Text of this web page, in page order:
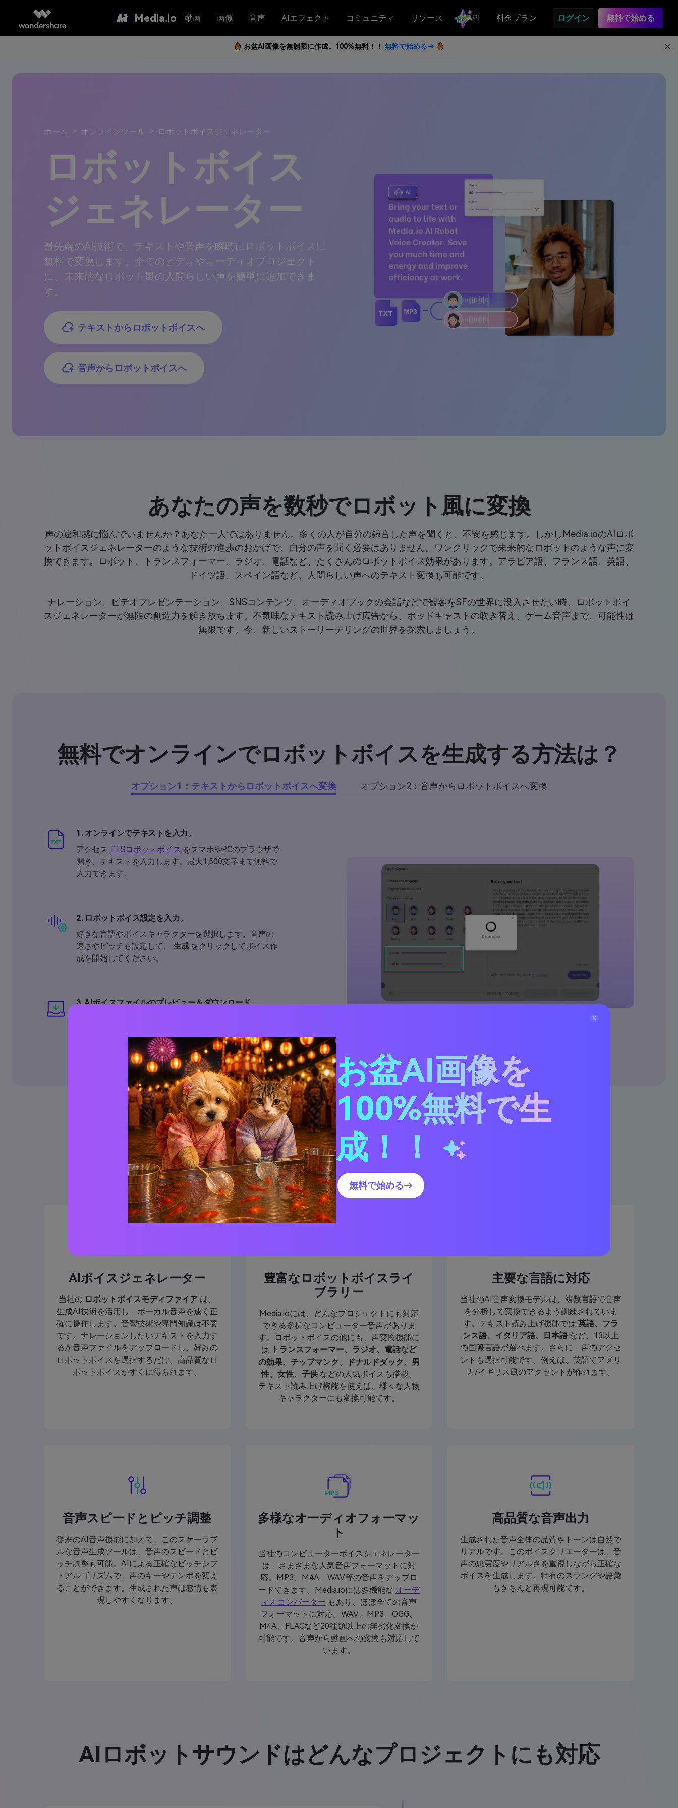
Media.io 動画 画像 音声 AIエフェクト コミュニティ リソース API 料金プラン ログイン 無料で始める
お盆AI画像を無制限に作成。100%無料！！ 無料で始める→
ホーム オンラインツール ロボットボイスジェネレーター
ロボットボイス
ジェネレーター
最先端のAI技術で、テキストや音声を瞬時にロボットボイスに
無料で変換します。全てのビデオやオーディオプロジェクト
に、未来的なロボット風の人間らしい声を簡単に追加できま
す。
テキストからロボットボイスへ
音声からロボットボイスへ
あなたの声を数秒でロボット風に変換
声の違和感に悩んでいませんか？あなた一人ではありません。多くの人が自分の録音した声を聞くと、不安を感じます。しかしMedia.ioのAIロボ
ットボイスジェネレーターのような技術の進歩のおかげで、自分の声を聞く必要はありません。ワンクリックで未来的なロボットのような声に変
換できます。ロボット、トランスフォーマー、ラジオ、電話など、たくさんのロボットボイス効果があります。アラビア語、フランス語、英語、
ドイツ語、スペイン語など、人間らしい声へのテキスト変換も可能です。
ナレーション、ビデオプレゼンテーション、SNSコンテンツ、オーディオブックの会話などで観客をSFの世界に没入させたい時、ロボットボイ
スジェネレーターが無限の創造力を解き放ちます。不気味なテキスト読み上げ広告から、ポッドキャストの吹き替え、ゲーム音声まで、可能性は
無限です。今、新しいストーリーテリングの世界を探索しましょう。
無料でオンラインでロボットボイスを生成する方法は？
オプション1：テキストからロボットボイスへ変換 オプション2：音声からロボットボイスへ変換
1. オンラインでテキストを入力。
アクセス TTSロボットボイス をスマホやPCのブラウザで
開き、テキストを入力します。最大1,500文字まで無料で
入力できます。
2. ロボットボイス設定を入力。
好きな言語やボイスキャラクターを選択します。音声の
速さやピッチも設定して、 生成をクリックしてボイス作
成を開始してください。
3. AIボイスファイルのプレビュー＆ダウンロード。
無料ロボットボイスジェネレーターの特徴
AIボイスジェネレーター
当社の ロボットボイスモディファイア は、
生成AI技術を活用し、ボーカル音声を速く正
確に操作します。音響技術や専門知識は不要
です。ナレーションしたいテキストを入力す
るか音声ファイルをアップロードし、好みの
ロボットボイスを選択するだけ。高品質なロ
ボットボイスがすぐに得られます。
豊富なロボットボイスライ
ブラリー
Media.ioには、どんなプロジェクトにも対応
できる多様なコンピューター音声がありま
す。ロボットボイスの他にも、声変換機能に
は トランスフォーマー、ラジオ、電話など
の効果、チップマンク、ドナルドダック、男
性、女性、子供などの人気ボイスも搭載。
テキスト読み上げ機能を使えば、様々な人物
キャラクターにも変換可能です。
主要な言語に対応
当社のAI音声変換モデルは、複数言語で音声
を分析して変換できるよう訓練されていま
す。テキスト読み上げ機能では 英語、フラ
ンス語、イタリア語、日本語など、13以上
の国際言語が選べます。さらに、声のアクセ
ントも選択可能です。例えば、英語でアメリ
カ/イギリス風のアクセントが作れます。
音声スピードとピッチ調整
従来のAI音声機能に加えて、このスケーラブ
ルな音声生成ツールは、音声のスピードとピ
ッチ調整も可能。AIによる正確なピッチシフ
トアルゴリズムで、声のキーやテンポを変え
ることができます。生成された声は感情も表
現しやすくなります。
多様なオーディオフォーマッ
ト
当社のコンピューターボイスジェネレーター
は、さまざまな人気音声フォーマットに対
応。MP3、M4A、WAV等の音声をアップロ
ードできます。Media.ioには多機能な オーデ
ィオコンバーター もあり、ほぼ全ての音声
フォーマットに対応。WAV、MP3、OGG、
M4A、FLACなど20種類以上の無劣化変換が
可能です。音声から動画への変換も対応して
います。
高品質な音声出力
生成された音声全体の品質やトーンは自然で
リアルです。このボイスクリエーターは、音
声の忠実度やリアルさを重視しながら正確な
ボイスを生成します。特有のスラングや語彙
もきちんと再現可能です。
AIロボットサウンドはどんなプロジェクトにも対応
お盆AI画像を
100%無料で生
成！！
無料で始める→